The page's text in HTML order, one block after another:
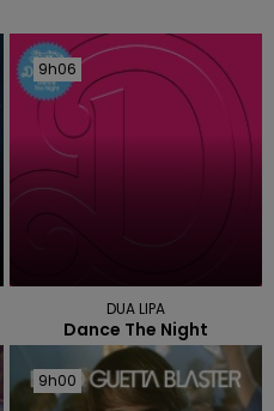
9h06
9h06
DUA LIPA
Dance The Night
9h00
9h00